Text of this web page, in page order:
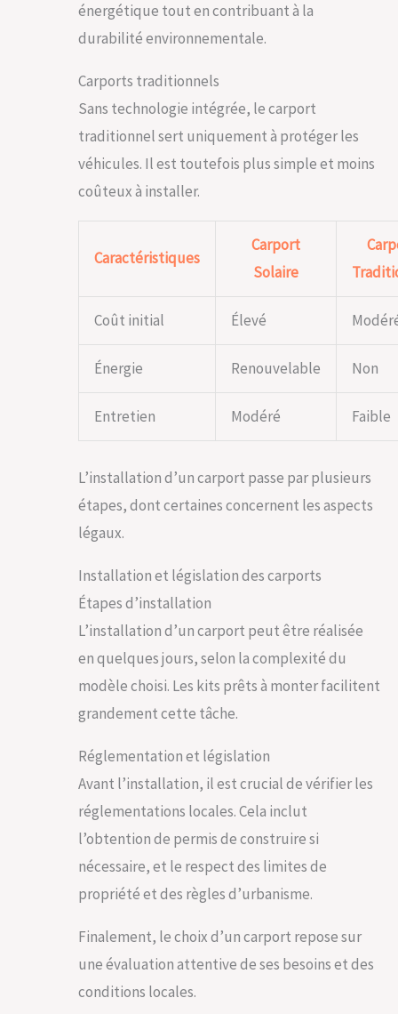
énergétique tout en contribuant à la
durabilité environnementale.
Carports traditionnels
Sans technologie intégrée, le carport
traditionnel sert uniquement à protéger les
véhicules. Il est toutefois plus simple et moins
coûteux à installer.
Caractéristiques
Carport
Solaire
Coût initial Élevé
Énergie Renouvelable Non
Entretien Modéré Faible
L’installation d’un carport passe par plusieurs
étapes, dont certaines concernent les aspects
légaux.
Installation et législation des carports
Étapes d’installation
L’installation d’un carport peut être réalisée
en quelques jours, selon la complexité du
modèle choisi. Les kits prêts à monter facilitent
grandement cette tâche.
Réglementation et législation
Avant l’installation, il est crucial de vérifier les
réglementations locales. Cela inclut
l’obtention de permis de construire si
nécessaire, et le respect des limites de
propriété et des règles d’urbanisme.
Finalement, le choix d’un carport repose sur
une évaluation attentive de ses besoins et des
conditions locales.